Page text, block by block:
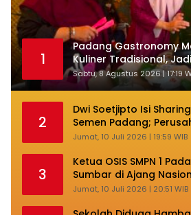
1
Padang Gastronomy
Kuliner Tradisional,
di HJK ke-357
Sabtu, 8 Agustus 2026 | 17:19
2
Dwi Soetjipto Isi
Semen Padang;
Lakukan Transformasi
Jumat, 10 Juli 2026 | 19:59 WIB
3
Ketua OSIS SMPN 1
Sumbar di Ajang
SMP
Jumat, 10 Juli 2026 | 20:51 WIB